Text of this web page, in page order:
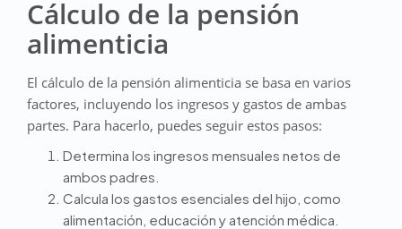
Cálculo de la pensión
alimenticia
El cálculo de la pensión alimenticia se basa en varios
factores, incluyendo los ingresos y gastos de ambas
partes. Para hacerlo, puedes seguir estos pasos:
Determina los ingresos mensuales netos de
ambos padres.
Calcula los gastos esenciales del hijo, como
alimentación, educación y atención médica.